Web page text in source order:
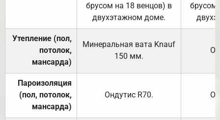
брусом на 18 венцов) в
двухэтажном доме.
брусом
Утепление (пол,
потолок,
мансарда)
Минеральная вата Knauf
150 мм.
Пароизоляция
(пол, потолок,
мансарда)
Ондутис R70.